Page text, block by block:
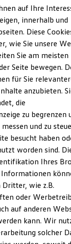
Updates
Economy
sind. Er
mit
und
sind
Bei
auf Ihre
innerhalb und
Diese
wie Sie unsere
Sie am meisten
Seite bewegen.
für Sie
anzubieten.
die
zu begrenzen
und zu
besucht haben
worden sind.
Ihres
wie z.B.
oder
auf anderen
kann. Wir
solcher